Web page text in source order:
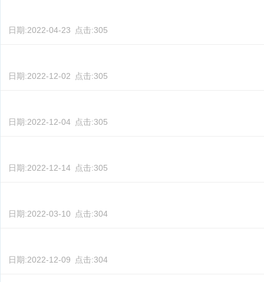
日期:2022-04-23 点击:305
日期:2022-12-02 点击:305
日期:2022-12-04 点击:305
日期:2022-12-14 点击:305
日期:2022-03-10 点击:304
日期:2022-12-09 点击:304